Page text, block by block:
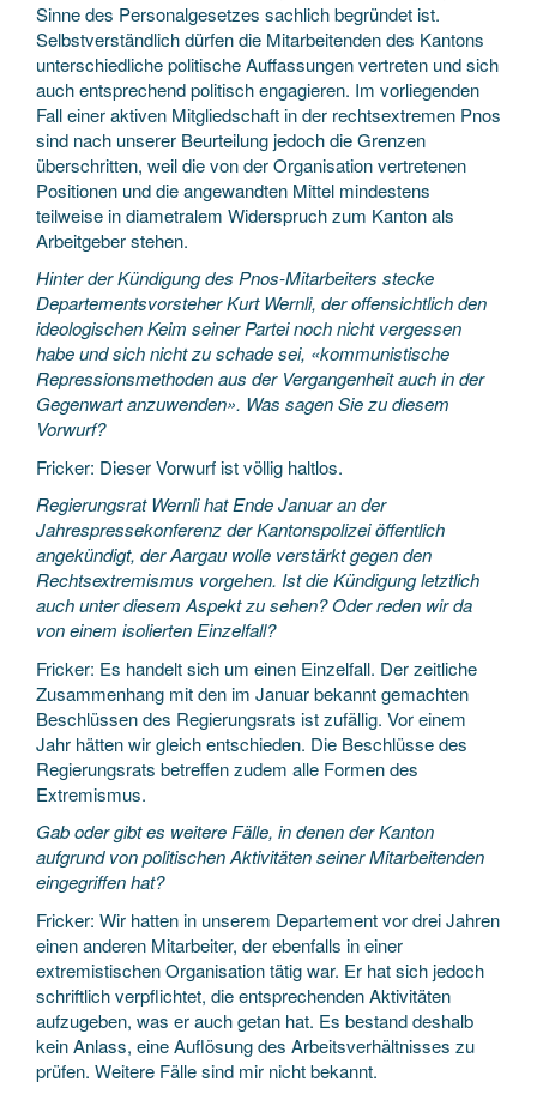
Sinne des Personalgesetzes sachlich begründet ist.
Selbstverständlich dürfen die Mitarbeitenden des Kantons
unterschiedliche politische Auffassungen vertreten und sich
auch entsprechend politisch engagieren. Im vorliegenden
Fall einer aktiven Mitgliedschaft in der rechtsextremen Pnos
sind nach unserer Beurteilung jedoch die Grenzen
überschritten, weil die von der Organisation vertretenen
Positionen und die angewandten Mittel mindestens
teilweise in diametralem Widerspruch zum Kanton als
Arbeitgeber stehen.
Hinter der Kündigung des Pnos-Mitarbeiters stecke
Departementsvorsteher Kurt Wernli, der offensichtlich den
ideologischen Keim seiner Partei noch nicht vergessen
habe und sich nicht zu schade sei, «kommunistische
Repressionsmethoden aus der Vergangenheit auch in der
Gegenwart anzuwenden». Was sagen Sie zu diesem
Vorwurf?
Fricker: Dieser Vorwurf ist völlig haltlos.
Regierungsrat Wernli hat Ende Januar an der
Jahrespressekonferenz der Kantonspolizei öffentlich
angekündigt, der Aargau wolle verstärkt gegen den
Rechtsextremismus vorgehen. Ist die Kündigung letztlich
auch unter diesem Aspekt zu sehen? Oder reden wir da
von einem isolierten Einzelfall?
Fricker: Es handelt sich um einen Einzelfall. Der zeitliche
Zusammenhang mit den im Januar bekannt gemachten
Beschlüssen des Regierungsrats ist zufällig. Vor einem
Jahr hätten wir gleich entschieden. Die Beschlüsse des
Regierungsrats betreffen zudem alle Formen des
Extremismus.
Gab oder gibt es weitere Fälle, in denen der Kanton
aufgrund von politischen Aktivitäten seiner Mitarbeitenden
eingegriffen hat?
Fricker: Wir hatten in unserem Departement vor drei Jahren
einen anderen Mitarbeiter, der ebenfalls in einer
extremistischen Organisation tätig war. Er hat sich jedoch
schriftlich verpflichtet, die entsprechenden Aktivitäten
aufzugeben, was er auch getan hat. Es bestand deshalb
kein Anlass, eine Auflösung des Arbeitsverhältnisses zu
prüfen. Weitere Fälle sind mir nicht bekannt.